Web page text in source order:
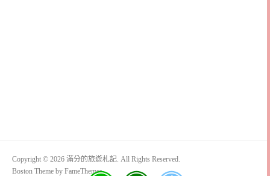
Copyright © 2026 滿分的旅遊札記. All Rights Reserved.
Boston Theme by FameThemes